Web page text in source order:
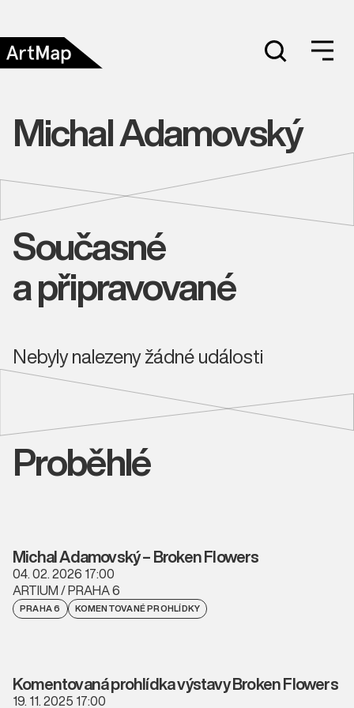
Michal Adamovský
Současné
a připravované
Nebyly nalezeny žádné události
Proběhlé
Michal Adamovský – Broken Flowers
04. 02. 2026 17:00
ARTIUM / PRAHA 6
PRAHA 6 KOMENTOVANÉ PROHLÍDKY
Komentovaná prohlídka výstavy Broken Flowers
19. 11. 2025 17:00